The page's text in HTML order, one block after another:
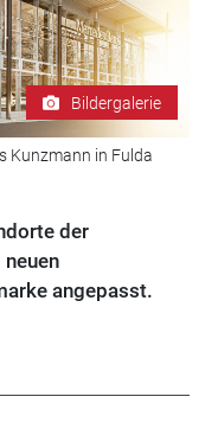
Bildergalerie
Kunzmann in Fulda
der
angepasst.